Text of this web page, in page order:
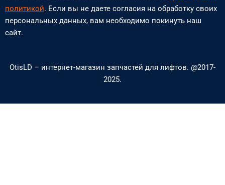
n
e
l
e
l
e
политикой. Если вы не даете согласия на обработку своих
персональных данных, вам необходимо покинуть наш
сайт.
OtisLD – интернет-магазин запчастей для лифтов. @2017-
2025.